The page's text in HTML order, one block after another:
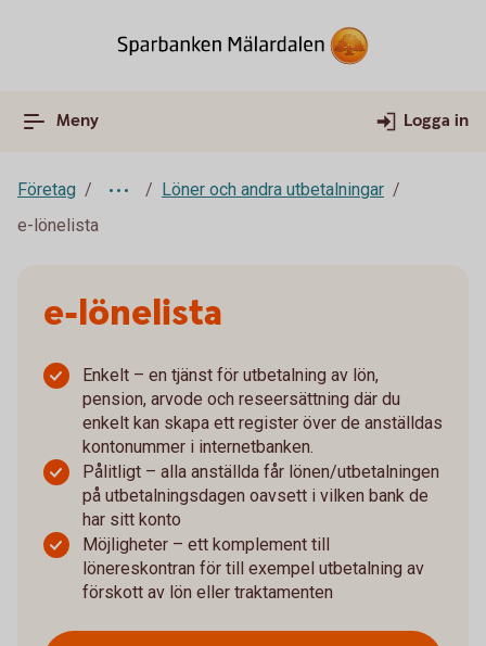
Meny Logga in
Företag
Löner och andra utbetalningar
e-lönelista
e-lönelista
Enkelt – en tjänst för utbetalning av lön,
pension, arvode och reseersättning där du
enkelt kan skapa ett register över de anställdas
kontonummer i internetbanken.
Pålitligt – alla anställda får lönen/utbetalningen
på utbetalningsdagen oavsett i vilken bank de
har sitt konto
Möjligheter – ett komplement till
lönereskontran för till exempel utbetalning av
förskott av lön eller traktamenten